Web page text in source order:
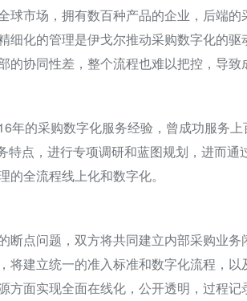
球市场，拥有数百种产品的企业，后端
细化的管理是伊戈尔推动采购数字化的
的协同性差，整个流程也难以把控，导致
年的采购数字化服务经验，曾成功服务
特点，进行专项调研和蓝图规划，进而
的全流程线上化和数字化。
断点问题，双方将共同建立内部采购业
将建立统一的准入标准和数字化流程，
方面实现全面在线化，公开透明，过程